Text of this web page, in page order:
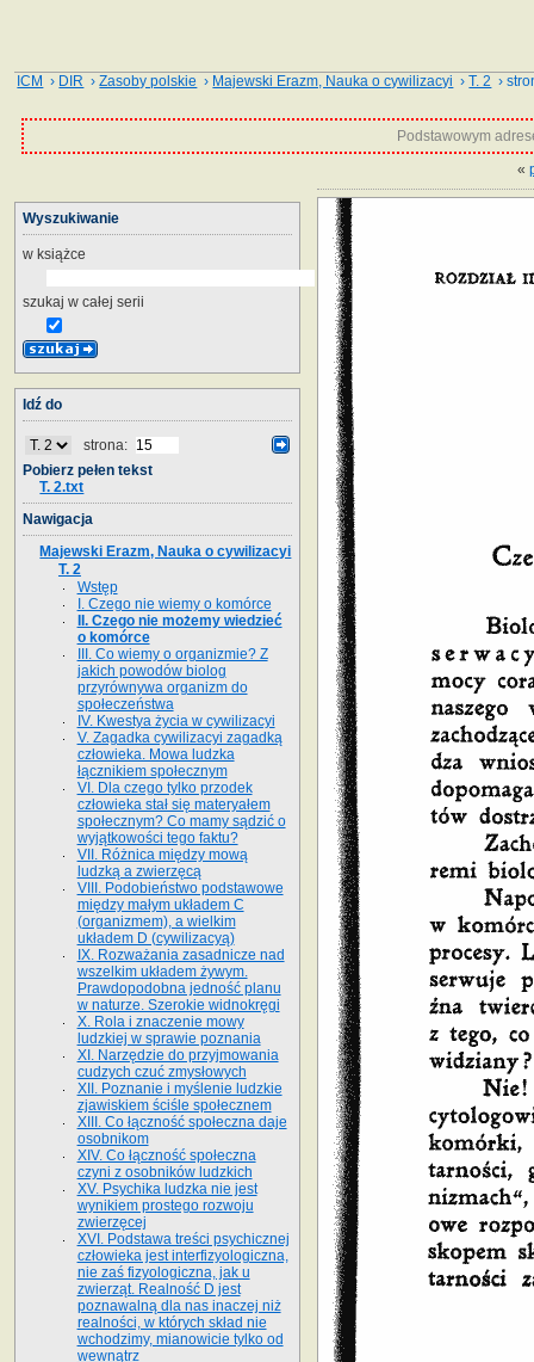
ICM › DIR ›Zasoby polskie › Majewski Erazm, Nauka o cywilizacyi ›T. 2 ›
Podstawowym
«
Wyszukiwanie
w książce
szukaj w całej serii
Idź do
strona:
Pobierz pełen tekst
T. 2.txt
Nawigacja
Majewski Erazm, Nauka o cywilizacyi
T. 2
Wstęp
I. Czego nie wiemy o komórce
II. Czego nie możemy wiedzieć
o komórce
III. Co wiemy o organizmie? Z
jakich powodów biolog
przyrównywa organizm do
społeczeństwa
IV. Kwestya życia w cywilizacyi
V. Zagadka cywilizacyi zagadką
człowieka. Mowa ludzka
łącznikiem społecznym
VI. Dla czego tylko przodek
człowieka stał się materyałem
społecznym? Co mamy sądzić o
wyjątkowości tego faktu?
VII. Różnica między mową
ludzką a zwierzęcą
VIII. Podobieństwo podstawowe
między małym układem C
(organizmem), a wielkim
układem D (cywilizacyą)
IX. Rozważania zasadnicze nad
wszelkim układem żywym.
Prawdopodobna jedność planu
w naturze. Szerokie widnokręgi
X. Rola i znaczenie mowy
ludzkiej w sprawie poznania
XI. Narzędzie do przyjmowania
cudzych czuć zmysłowych
XII. Poznanie i myślenie ludzkie
zjawiskiem ściśle społecznem
XIII. Co łączność społeczna daje
osobnikom
XIV. Co łączność społeczna
czyni z osobników ludzkich
XV. Psychika ludzka nie jest
wynikiem prostego rozwoju
zwierzęcej
XVI. Podstawa treści psychicznej
człowieka jest interfizyologiczna,
nie zaś fizyologiczna, jak u
zwierząt. Realność D jest
poznawalną dla nas inaczej niż
realności, w których skład nie
wchodzimy, mianowicie tylko od
wewnątrz